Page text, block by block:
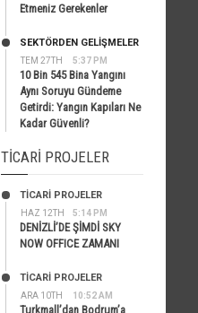
Etmeniz Gerekenler
TEM 27TH 5:37 PM
SEKTÖRDEN GELIŞMELER
10 Bin 545 Bina Yangını
Aynı Soruyu Gündeme
Getirdi: Yangın Kapıları Ne
Kadar Güvenli?
TICARI PROJELER
HAZ 12TH 5:14 PM
TİCARİ PROJELER
DENİZLİ’DE ŞİMDİ SKY
NOW OFFICE ZAMANI
ARA 10TH 10:52 AM
TİCARİ PROJELER
Turkmall’dan Bodrum’a